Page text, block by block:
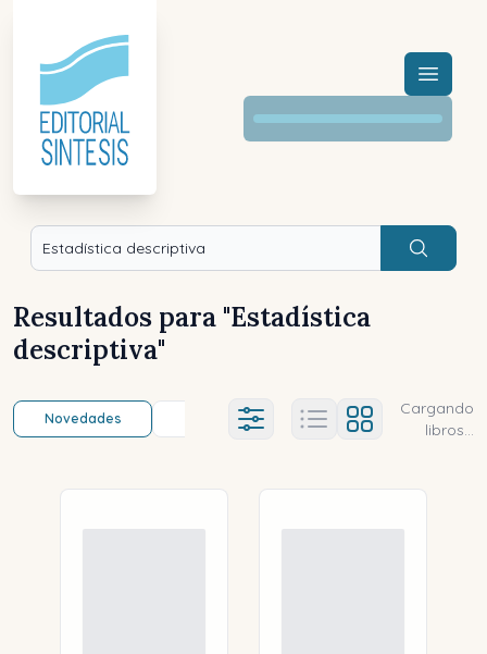
Menú
Buscar
Resultados para "Estadística
descriptiva"
Novedades Título (a-z) Título (z-a)
Ajustes abierto
Cargando
libros...